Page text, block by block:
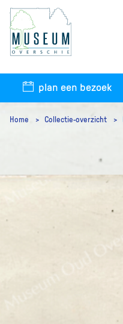
plan een bezoek
Home Collectie-overzicht